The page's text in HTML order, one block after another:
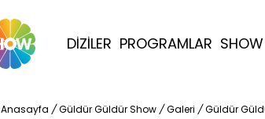
DİZİLER PROGRAMLAR
Anasayfa / Güldür Güldür Show / Galeri / Güldür